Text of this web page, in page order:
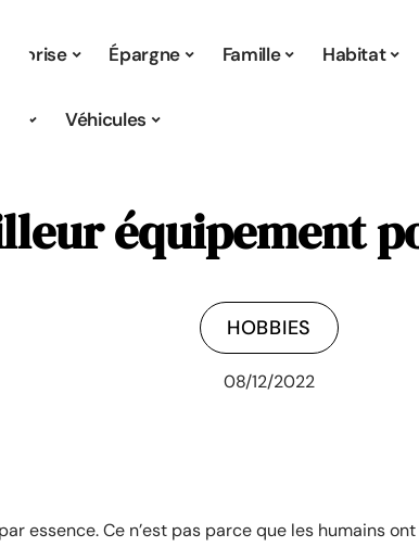
Épargne Famille Habitat
Véhicules
équipement
HOBBIES
08/12/2022
essence. Ce n’est pas parce que les humains